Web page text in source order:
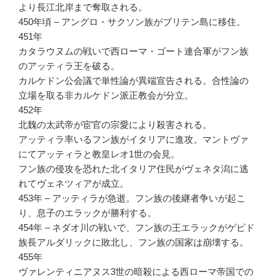
より長江北岸まで奪取される。
450年頃 – アングロ・サクソン族がブリテン島に移住。
451年
カタラウヌムの戦いで西ローマ・ゴート連合軍がフン族
のアッティラ王を破る。
カルケドン公会議で単性論が異端宣告される。合性論の
立場を取る非カルケドン派正教会が分立。
452年
北魏の太武帝が宦官の宗愛により殺害される。
アッティラ率いるフン族がイタリアに進攻。マントヴァ
にてアッティラと教皇レオ1世の会見。
フン族の侵攻を恐れた北イタリア住民がヴェネタ潟に逃
れてヴェネツィアが成立。
453年 – アッティラが急逝。フン族の後継者争いが起こ
り、息子のエラックが勝利する。
454年 – ネダオ川の戦いで、フン族の王エラックがゲピド
族長アルダリックに敗北し、フン族の国家は崩壊する。
455年
ヴァレンティニアヌス3世の暗殺による西ローマ帝国での